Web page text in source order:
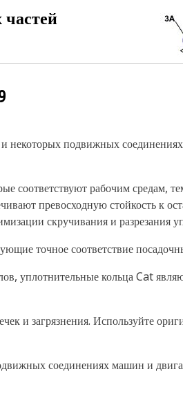
некоторых подвижных
соответствуют рабочим средам,
превосходную стойкость к
скручивания и разрезания
точное соответствие
уплотнительные кольца Cat
и загрязнения. Используйте
соединениях машин и